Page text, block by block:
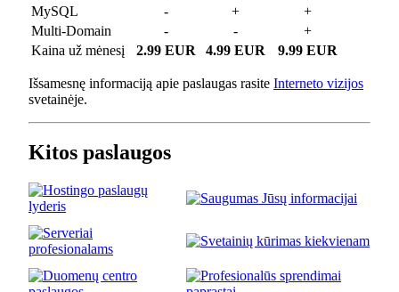
MySQL
- +
+
Multi-Domain
- -
+
Kaina už mėnesį
2.99 EUR 4.99 EUR 9.99 EUR
Išsamesnę informaciją apie paslaugas rasite Interneto vizijos
svetainėje.
Kitos paslaugos